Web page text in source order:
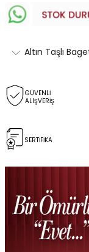
Altın Taşlı
GÜVENLİ
ALIŞVERİŞ
SERTİFİKA